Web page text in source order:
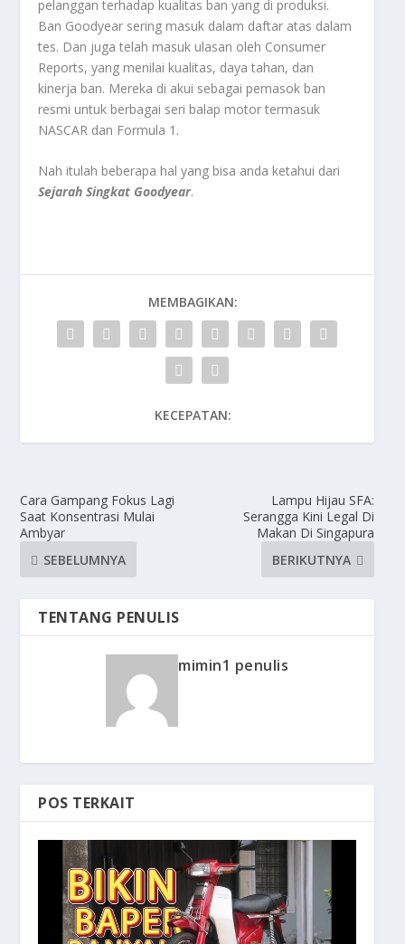
pelanggan terhadap kualitas ban yang di produksi.
Ban Goodyear sering masuk dalam daftar atas dalam
tes. Dan juga telah masuk ulasan oleh Consumer
Reports, yang menilai kualitas, daya tahan, dan
kinerja ban. Mereka di akui sebagai pemasok ban
resmi untuk berbagai seri balap motor termasuk
NASCAR dan Formula 1.
Nah itulah beberapa hal yang bisa anda ketahui dari
Sejarah Singkat Goodyear.
MEMBAGIKAN:
KECEPATAN:
Cara Gampang Fokus Lagi
Saat Konsentrasi Mulai
Ambyar
SEBELUMNYA
Lampu Hijau SFA:
Serangga Kini Legal Di
Makan Di Singapura
BERIKUTNYA
TENTANG PENULIS
mimin1 penulis
POS TERKAIT